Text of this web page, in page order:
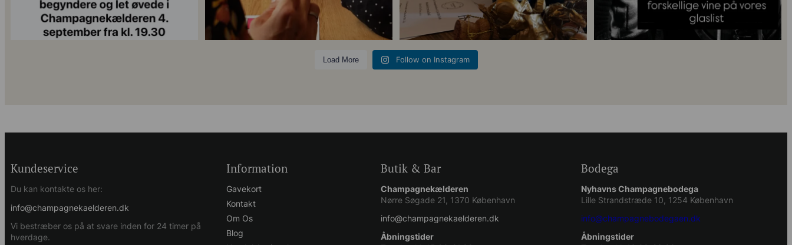
Load More Follow on Instagram
Kundeservice
Du kan kontakte os her:
info@champagnekaelderen.dk
Vi bestræber os på at svare inden for 24 timer på
hverdage.
Information
Gavekort
Kontakt
Om Os
Blog
Butik & Bar
Champagnekælderen
Nørre Søgade 21, 1370 København
info@champagnekaelderen.dk
Åbningstider
Bodega
Nyhavns Champagnebodega
Lille Strandstræde 10, 1254 København
info@champagnebodegaen.dk
Åbningstider